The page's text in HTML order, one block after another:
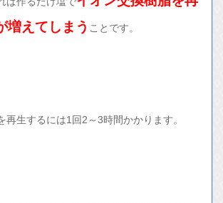
増えてしまう ことです。
再生するには1回2～3時間かかります。